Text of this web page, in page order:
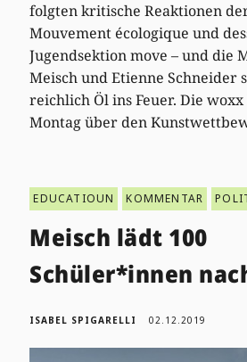
folgten kritische Reaktionen
Mouvement écologique und
Jugendsektion move – und die
Meisch und Etienne Schneider
reichlich Öl ins Feuer. Die
Montag über den
EDUCATIOUN KOMMENTAR
Meisch lädt 100
Schüler*innen
ISABEL SPIGARELLI 02.12.2019